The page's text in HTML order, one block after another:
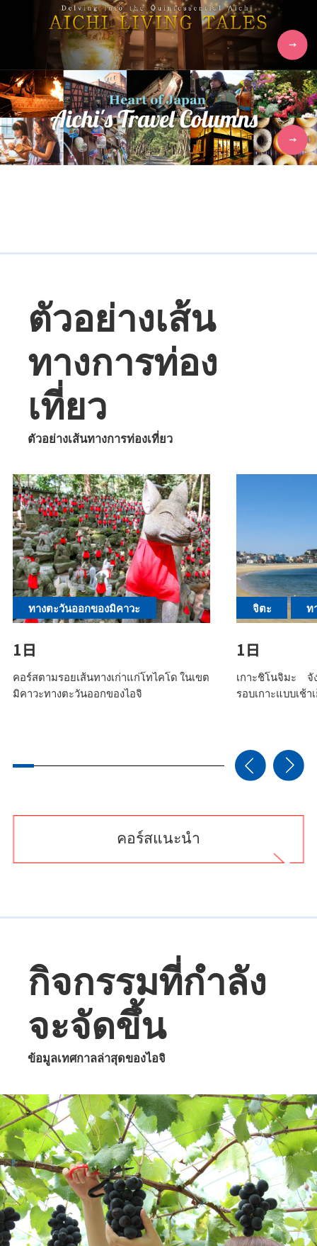
ตัวอย่างเส้น
ทางการท่อง
เที่ยว
ตัวอย่างเส้นทางการท่องเที่ยว
ทางตะวันออกของมิคาวะ
1日
คอร์สตามรอยเส้นทางเก่าแก่โทไคโด ในเขต
มิคาวะทางตะวันออกของไอจิ
จิตะ ท
1日
เกาะชิโนจิมะ จั
รอบเกาะแบบเช้า
คอร์สแนะนำ
กิจกรรมที่กำลัง
จะจัดขึ้น
ข้อมูลเทศกาลล่าสุดของไอจิ